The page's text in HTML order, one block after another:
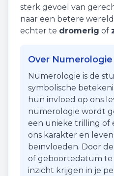
sterk gevoel van
naar een betere
echter te dromerig of
Over Numerologie
Numerologie is de
symbolische
hun invloed op ons
numerologie wordt
een unieke trilling of
ons karakter en
beïnvloeden. Door
of geboortedatum te
inzicht krijgen in je